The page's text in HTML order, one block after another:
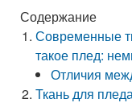
Содержание
Современные
такое плед:
Отличия
Ткань для